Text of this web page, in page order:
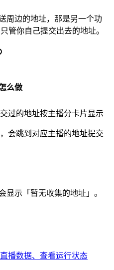
周边的地址，那是另一个功
管你自己提交出去的地址。
么做
过的地址按主播分卡片显示
会跳到对应主播的地址提交
示「暂无收集的地址」。
播数据、查看运行状态